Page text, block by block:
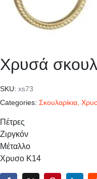
Χρυσά
SKU: xs73
Categories: Σκουλαρίκια
Πέτρες
Ζιργκόν
Μέταλλο
Χρυσο Κ14